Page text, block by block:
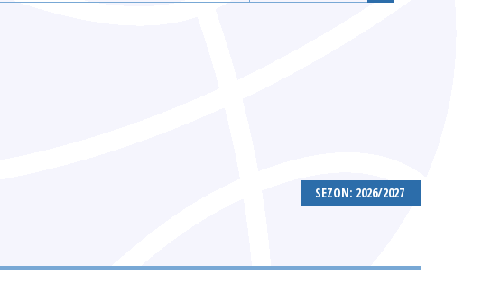
SEZON: 2026/2027